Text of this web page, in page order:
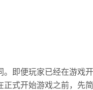
即便玩家已经在游戏
式开始游戏之前，先